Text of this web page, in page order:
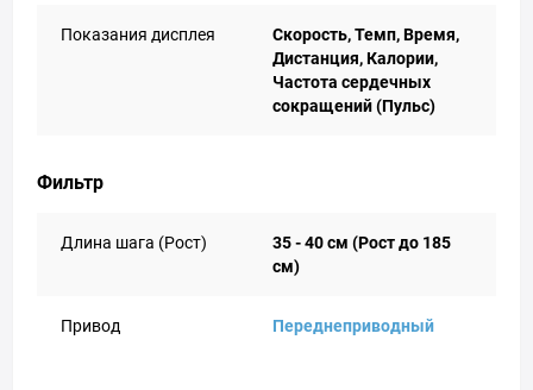
Показания дисплея
Скорость, Темп, Время,
Дистанция, Калории,
Частота сердечных
сокращений (Пульс)
Фильтр
Длина шага (Рост)
35 - 40 см (Рост до 185
см)
Привод Переднеприводный